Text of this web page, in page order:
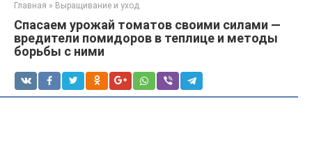
Главная » Выращивание и уход
Спасаем урожай томатов своими силами —
вредители помидоров в теплице и методы
борьбы с ними